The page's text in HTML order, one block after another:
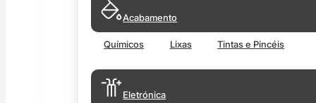
Acabamento
Químicos Lixas Tintas e Pincéis
Eletrónica